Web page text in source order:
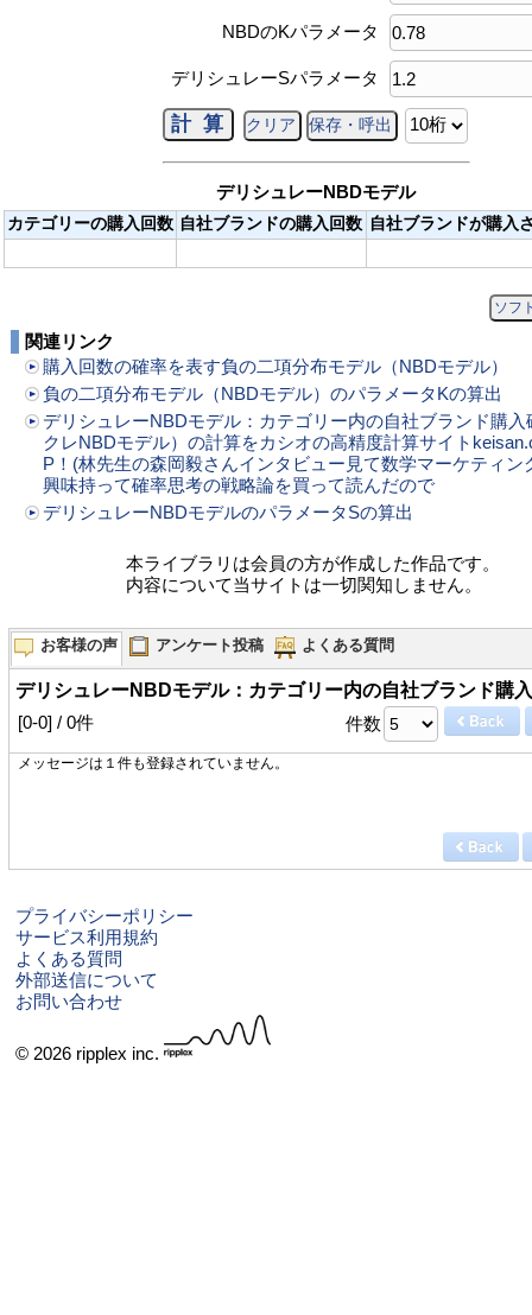
NBDのKパラメータ
デリシュレーSパラメータ
デリシュレーNBDモデル
カテゴリーの購入回数 自社ブランドの購入回数 自社ブランドが購入
ソフ
関連リンク
購入回数の確率を表す負の二項分布モデル（NBDモデル）
負の二項分布モデル（NBDモデル）のパラメータKの算出
デリシュレーNBDモデル：カテゴリー内の自社ブランド購入
クレNBDモデル）の計算をカシオの高精度計算サイト
P！(林先生の森岡毅さんインタビュー見て数学マーケティン
興味持って確率思考の戦略論を買って読んだので
デリシュレーNBDモデルのパラメータSの算出
本ライブラリは会員の方が作成した作品です。
内容について当サイトは一切関知しません。
お客様の声 アンケート投稿 よくある質問
デリシュレーNBDモデル：カテゴリー内の自社ブランド購
[0-0] / 0件 件数
メッセージは１件も登録されていません。
プライバシーポリシー
サービス利用規約
よくある質問
外部送信について
お問い合わせ
© 2026 ripplex inc.